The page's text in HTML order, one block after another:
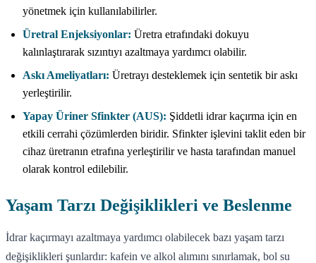
yönetmek için kullanılabilirler.
Üretral Enjeksiyonlar: Üretra etrafındaki dokuyu
kalınlaştırarak sızıntıyı azaltmaya yardımcı olabilir.
Askı Ameliyatları: Üretrayı desteklemek için sentetik bir askı
yerleştirilir.
Yapay Üriner Sfinkter (AUS): Şiddetli idrar kaçırma için en
etkili cerrahi çözümlerden biridir. Sfinkter işlevini taklit eden bir
cihaz üretranın etrafına yerleştirilir ve hasta tarafından manuel
olarak kontrol edilebilir.
Yaşam Tarzı Değişiklikleri ve Beslenme
İdrar kaçırmayı azaltmaya yardımcı olabilecek bazı yaşam tarzı
değişiklikleri şunlardır: kafein ve alkol alımını sınırlamak, bol su